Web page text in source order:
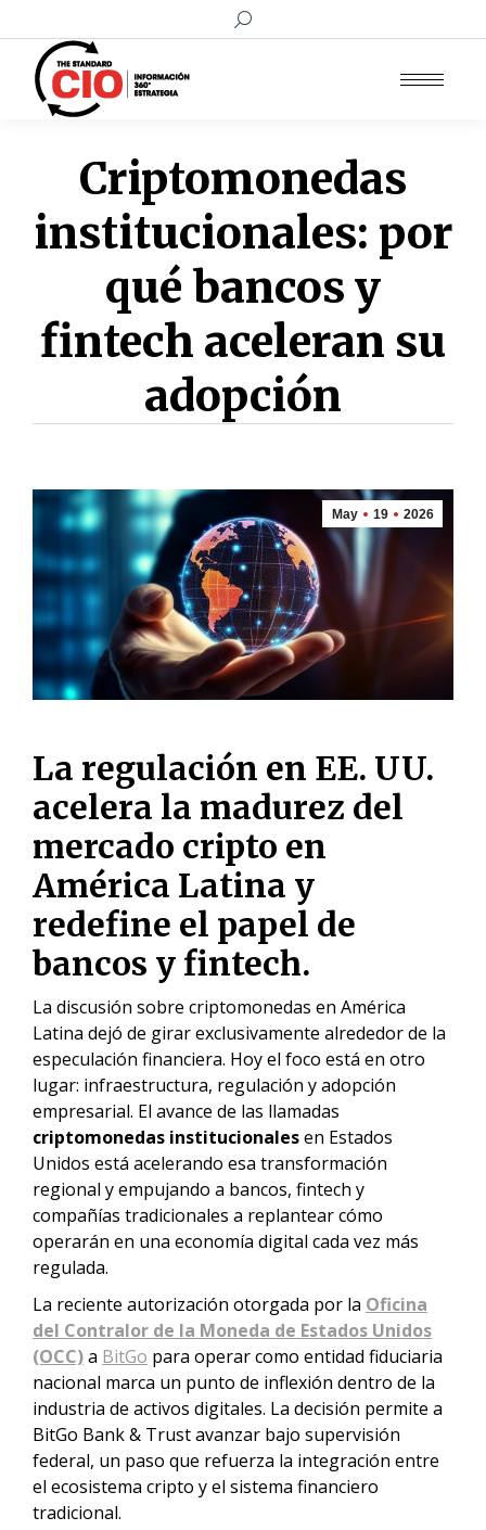
Buscar:
Criptomonedas
institucionales: por
qué bancos y
fintech aceleran su
adopción
May 19 2026
La regulación en EE. UU.
acelera la madurez del
mercado cripto en
América Latina y
redefine el papel de
bancos y fintech.
La discusión sobre criptomonedas en América
Latina dejó de girar exclusivamente alrededor de la
especulación financiera. Hoy el foco está en otro
lugar: infraestructura, regulación y adopción
empresarial. El avance de las llamadas
criptomonedas institucionalesen Estados
Unidos está acelerando esa transformación
regional y empujando a bancos, fintech y
compañías tradicionales a replantear cómo
operarán en una economía digital cada vez más
regulada.
La reciente autorización otorgada por la Oficina
del Contralor de la Moneda de Estados Unidos
(OCC)a BitGo para operar como entidad fiduciaria
nacional marca un punto de inflexión dentro de la
industria de activos digitales. La decisión permite a
BitGo Bank & Trust avanzar bajo supervisión
federal, un paso que refuerza la integración entre
el ecosistema cripto y el sistema financiero
tradicional.